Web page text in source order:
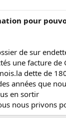
pour
de sur
une facture
dette de
années que
en sortir
nous privons